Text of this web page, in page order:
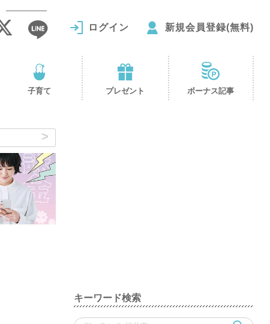
ログイン 新規会員登録(無料)
子育て プレゼント ボーナス記事
キーワード検索